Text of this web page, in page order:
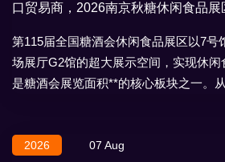
口贸易商，2026南京秋糖休闲食品
第115届全国糖酒会休闲食品展区以7号
场展厅G2馆的超大展示空间，实现休闲
是糖酒会展览面积**的核心板块之一。
2026 07 Aug